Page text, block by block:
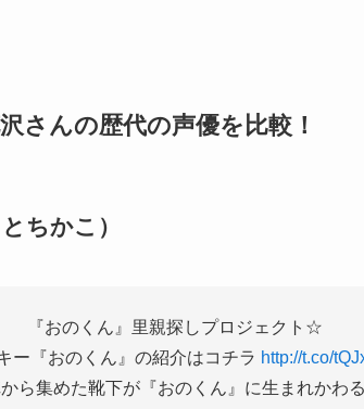
さんの歴代の声優を比較！
ちかこ）
『おのくん』里親探しプロジェクト☆
ー『おのくん』の紹介はコチラ http://t.co/
ら集めた靴下が『おのくん』に生まれかわる